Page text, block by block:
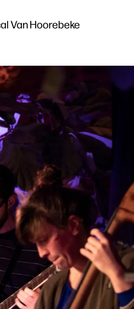
Van Hoorebeke